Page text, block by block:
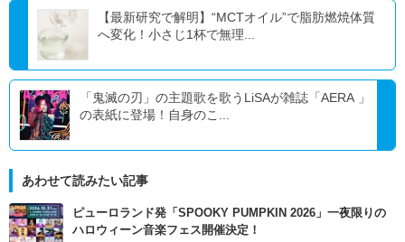
【最新研究で解明】“MCTオイル”で脂肪燃焼体質
へ変化！小さじ1杯で無理...
「鬼滅の刃」の主題歌を歌うLiSAが雑誌「AERA 」
の表紙に登場！自身のこ...
あわせて読みたい記事
ピューロランド発「SPOOKY PUMPKIN 2026」一夜限りの
ハロウィーン音楽フェス開催決定！